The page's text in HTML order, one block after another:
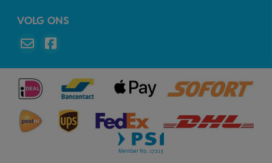
VOLG ONS